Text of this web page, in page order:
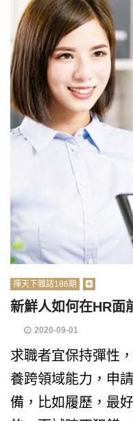
禪天下雜誌186期
新鮮人如何在HR面
2020-09-01
求職者宜保持彈性
養跨領域能力，申
備，比如履歷，最